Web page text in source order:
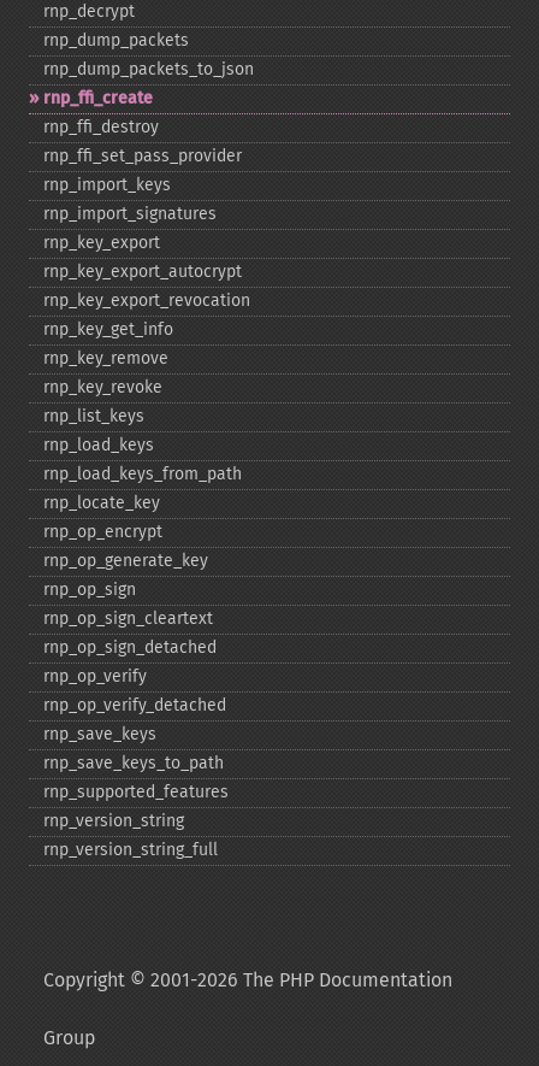
rnp_​decrypt
rnp_​dump_​packets
rnp_​dump_​packets_​to_​json
rnp_​ffi_​create
rnp_​ffi_​destroy
rnp_​ffi_​set_​pass_​provider
rnp_​import_​keys
rnp_​import_​signatures
rnp_​key_​export
rnp_​key_​export_​autocrypt
rnp_​key_​export_​revocation
rnp_​key_​get_​info
rnp_​key_​remove
rnp_​key_​revoke
rnp_​list_​keys
rnp_​load_​keys
rnp_​load_​keys_​from_​path
rnp_​locate_​key
rnp_​op_​encrypt
rnp_​op_​generate_​key
rnp_​op_​sign
rnp_​op_​sign_​cleartext
rnp_​op_​sign_​detached
rnp_​op_​verify
rnp_​op_​verify_​detached
rnp_​save_​keys
rnp_​save_​keys_​to_​path
rnp_​supported_​features
rnp_​version_​string
rnp_​version_​string_​full
Copyright © 2001-2026 The PHP Documentation
Group